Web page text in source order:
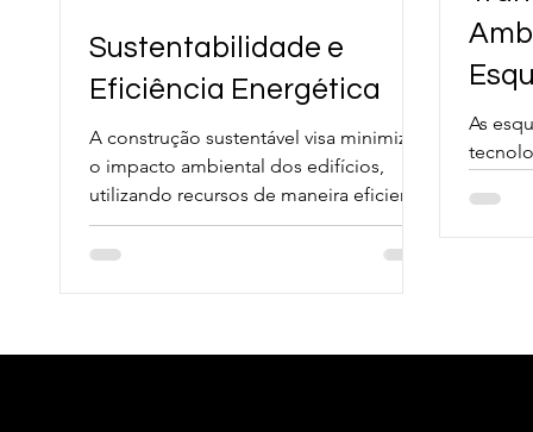
Sustentabilidade e
Eficiência Energética
A construção sustentável visa minimizar
o impacto ambiental dos edifícios,
utilizando recursos de maneira eficiente
e criando espaços saudáv
As
ruídos